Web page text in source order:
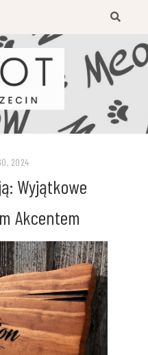
2024
Wyjątkowe
Akcentem